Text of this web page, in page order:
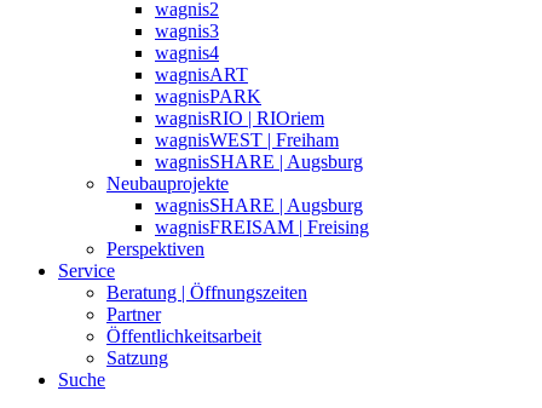
wagnis2
wagnis3
wagnis4
wagnisART
wagnisPARK
wagnisRIO | RIOriem
wagnisWEST | Freiham
wagnisSHARE | Augsburg
Neubauprojekte
wagnisSHARE | Augsburg
wagnisFREISAM | Freising
Perspektiven
Service
Beratung | Öffnungszeiten
Partner
Öffentlichkeitsarbeit
Satzung
Suche